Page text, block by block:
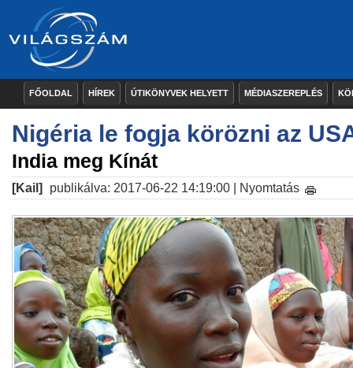
FŐOLDAL HÍREK ÚTIKÖNYVEK HELYETT MÉDIASZEREPLÉS
Nigéria le fogja körözni az
India meg Kínát
[Kail] publikálva: 2017-06-22 14:19:00 | Nyomtatás